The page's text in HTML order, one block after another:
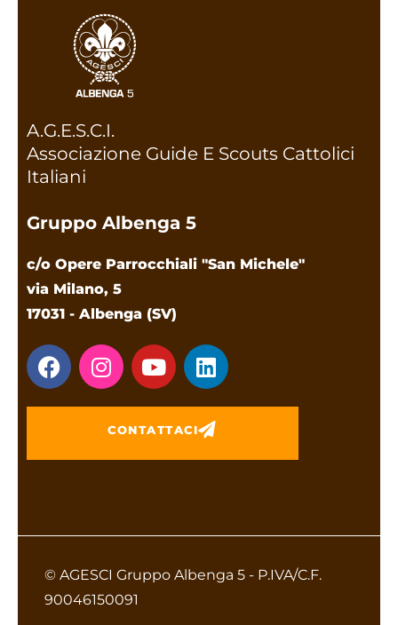
A.G.E.S.C.I.
Associazione Guide E Scouts Cattolici
Italiani
Gruppo Albenga 5
c/o Opere Parrocchiali "San Michele"
via Milano, 5
17031 - Albenga (SV)
CONTATTACI
© AGESCI Gruppo Albenga 5 - P.IVA/C.F.
90046150091